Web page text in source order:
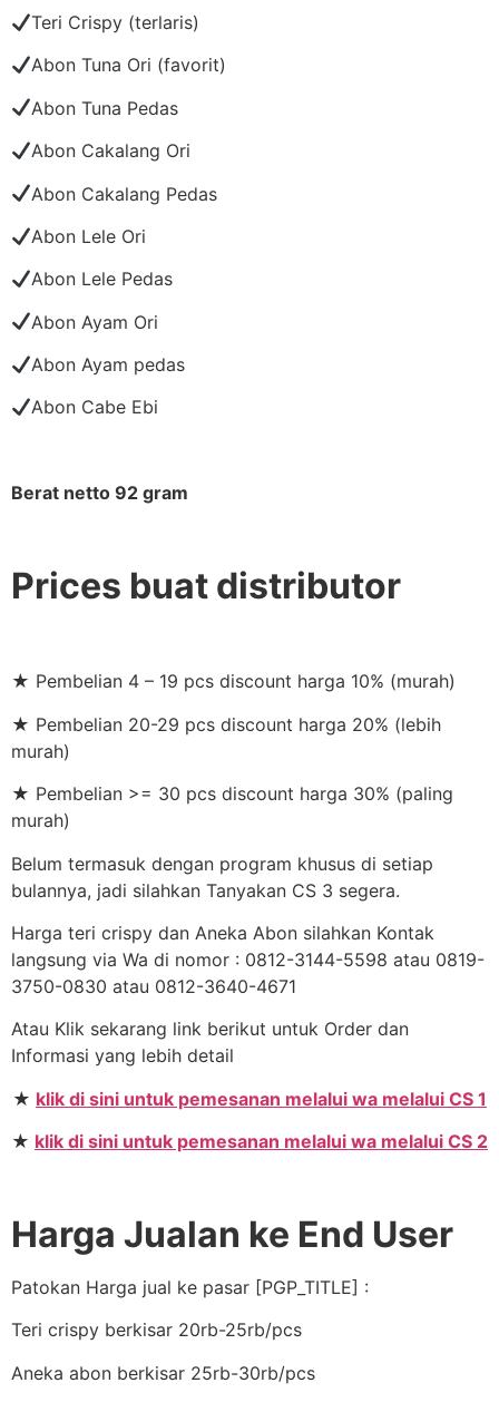
Teri Crispy (terlaris)
Abon Tuna Ori (favorit)
Abon Tuna Pedas
Abon Cakalang Ori
Abon Cakalang Pedas
Abon Lele Ori
Abon Lele Pedas
Abon Ayam Ori
Abon Ayam pedas
Abon Cabe Ebi
Berat netto 92 gram
Prices buat distributor
★ Pembelian 4 – 19 pcs discount harga 10% (murah)
★ Pembelian 20-29 pcs discount harga 20% (lebih
murah)
★ Pembelian >= 30 pcs discount harga 30% (paling
murah)
Belum termasuk dengan program khusus di setiap
bulannya, jadi silahkan Tanyakan CS 3 segera.
Harga teri crispy dan Aneka Abon silahkan Kontak
langsung via Wa di nomor : 0812-3144-5598 atau 0819-
3750-0830 atau 0812-3640-4671
Atau Klik sekarang link berikut untuk Order dan
Informasi yang lebih detail
★ klik di sini untuk pemesanan melalui wa melalui CS 1
★ klik di sini untuk pemesanan melalui wa melalui CS 2
Harga Jualan ke End User
Patokan Harga jual ke pasar [PGP_TITLE] :
Teri crispy berkisar 20rb-25rb/pcs
Aneka abon berkisar 25rb-30rb/pcs